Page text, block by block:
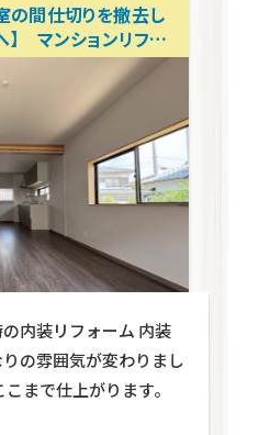
間仕切りを撤去し
】 マンションリフォ
、内装リノベーショ
テクトン・パート
装リフォーム 内装
の雰囲気が変わりまし